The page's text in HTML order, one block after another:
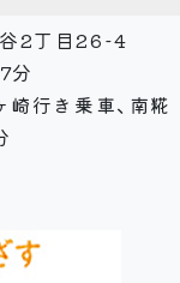
2丁目26-4
分
行き乗車、南糀